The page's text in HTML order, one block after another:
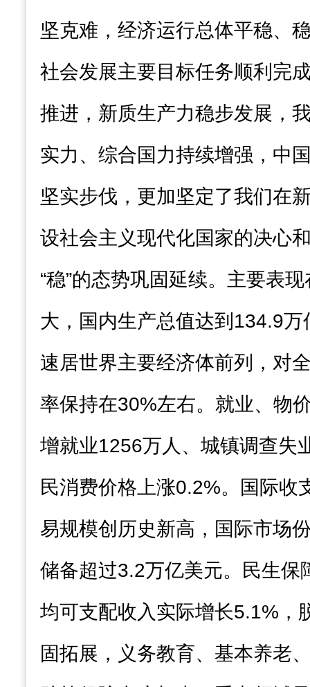
坚克难，经济运行总体平稳、
社会发展主要目标任务顺利完
推进，新质生产力稳步发展，
实力、综合国力持续增强，中
坚实步伐，更加坚定了我们在
设社会主义现代化国家的决心
“稳”的态势巩固延续。主要表
大，国内生产总值达到134.9
速居世界主要经济体前列，对
率保持在30%左右。就业、物
增就业1256万人、城镇调查失
民消费价格上涨0.2%。国际收
易规模创历史新高，国际市场
储备超过3.2万亿美元。民生保
均可支配收入实际增长5.1%，
固拓展，义务教育、基本养老